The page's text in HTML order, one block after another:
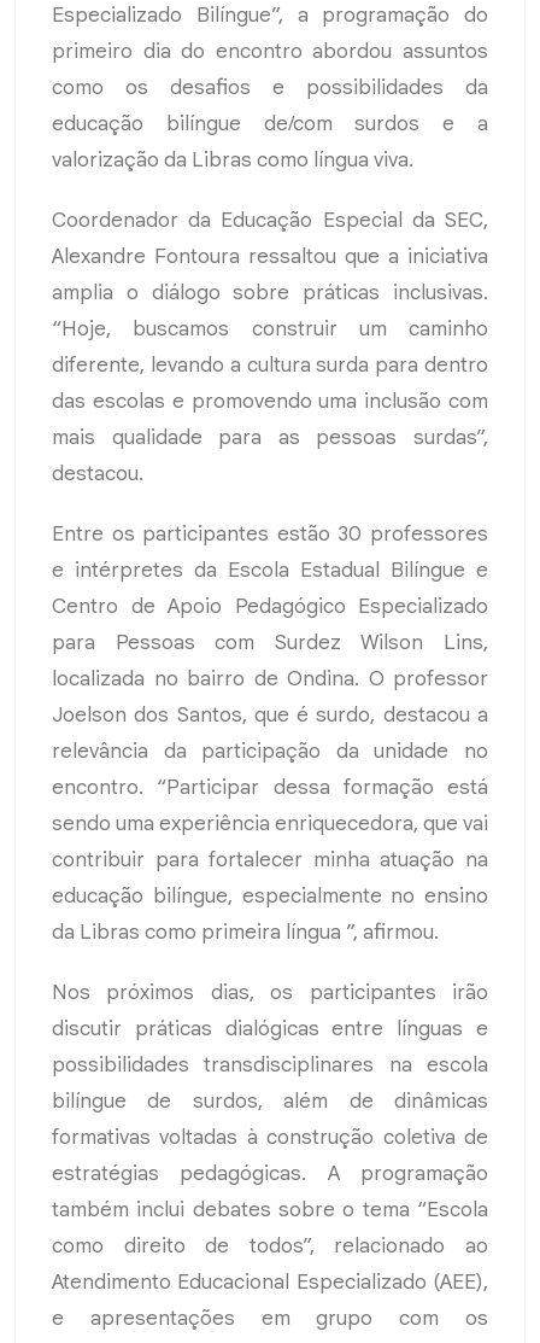
Especializado Bilíngue”, a programação do
primeiro dia do encontro abordou assuntos
como os desafios e possibilidades da
educação bilíngue de/com surdos e a
valorização da Libras como língua viva.
Coordenador da Educação Especial da SEC,
Alexandre Fontoura ressaltou que a iniciativa
amplia o diálogo sobre práticas inclusivas.
“Hoje, buscamos construir um caminho
diferente, levando a cultura surda para dentro
das escolas e promovendo uma inclusão com
mais qualidade para as pessoas surdas”,
destacou.
Entre os participantes estão 30 professores
e intérpretes da Escola Estadual Bilíngue e
Centro de Apoio Pedagógico Especializado
para Pessoas com Surdez Wilson Lins,
localizada no bairro de Ondina. O professor
Joelson dos Santos, que é surdo, destacou a
relevância da participação da unidade no
encontro. “Participar dessa formação está
sendo uma experiência enriquecedora, que vai
contribuir para fortalecer minha atuação na
educação bilíngue, especialmente no ensino
da Libras como primeira língua ”, afirmou.
Nos próximos dias, os participantes irão
discutir práticas dialógicas entre línguas e
possibilidades transdisciplinares na escola
bilíngue de surdos, além de dinâmicas
formativas voltadas à construção coletiva de
estratégias pedagógicas. A programação
também inclui debates sobre o tema “Escola
como direito de todos”, relacionado ao
Atendimento Educacional Especializado (AEE),
e apresentações em grupo com os